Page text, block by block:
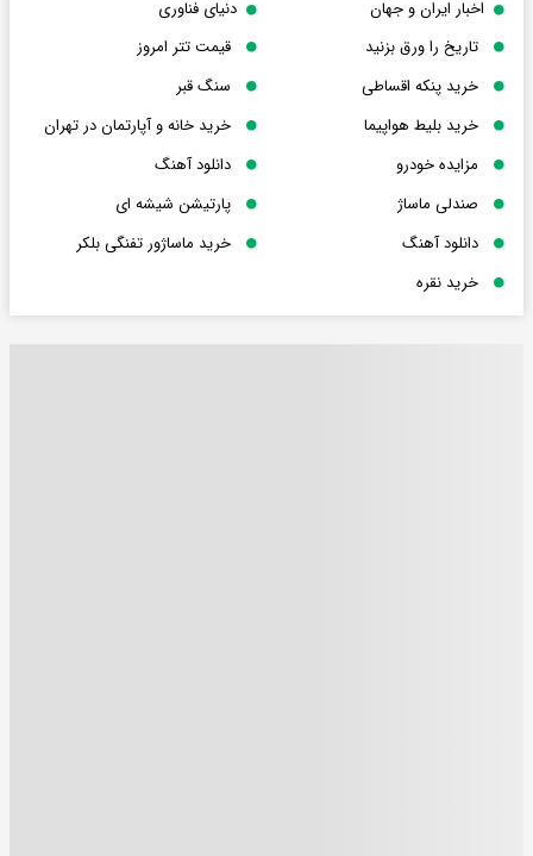
اخبار ایران و جهان
دنیای فناوری
تاریخ را ورق بزنید
قیمت تتر امروز
خرید پنکه اقساطی
سنگ قبر
خرید بلیط هواپیما
خرید خانه و آپارتمان در تهران
مزایده خودرو
دانلود آهنگ
صندلی ماساژ
پارتیشن شیشه ای
دانلود آهنگ
خرید ماساژور تفنگی بلکر
خرید نقره